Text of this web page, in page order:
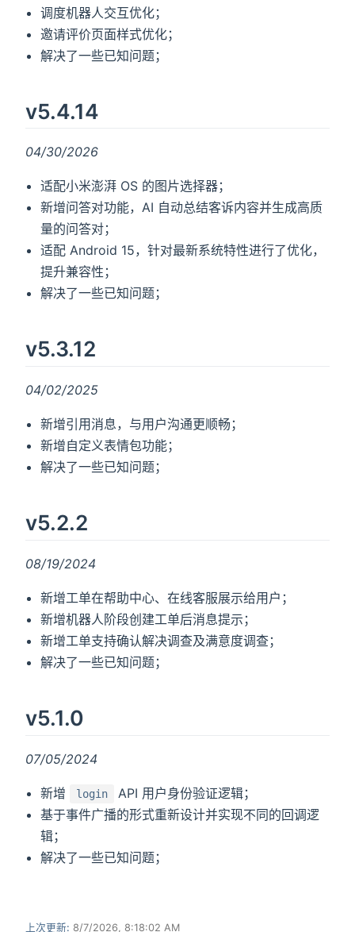
调度机器人交互优化；
邀请评价页面样式优化；
解决了一些已知问题；
v5.4.14
04/30/2026
适配小米澎湃 OS 的图片选择器；
新增问答对功能，AI 自动总结客诉内容并生成高质
量的问答对；
适配 Android 15，针对最新系统特性进行了优化，
提升兼容性；
解决了一些已知问题；
v5.3.12
04/02/2025
新增引用消息，与用户沟通更顺畅；
新增自定义表情包功能；
解决了一些已知问题；
v5.2.2
08/19/2024
新增工单在帮助中心、在线客服展示给用户；
新增机器人阶段创建工单后消息提示；
新增工单支持确认解决调查及满意度调查；
解决了一些已知问题；
v5.1.0
07/05/2024
新增 login
API 用户身份验证逻辑；
基于事件广播的形式重新设计并实现不同的回调逻
辑；
解决了一些已知问题；
上次更新: 8/7/2026, 8:18:02 AM